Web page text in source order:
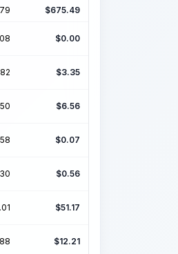
$675.49
$0.00
$3.35
$6.56
$0.07
$0.56
$51.17
$12.21